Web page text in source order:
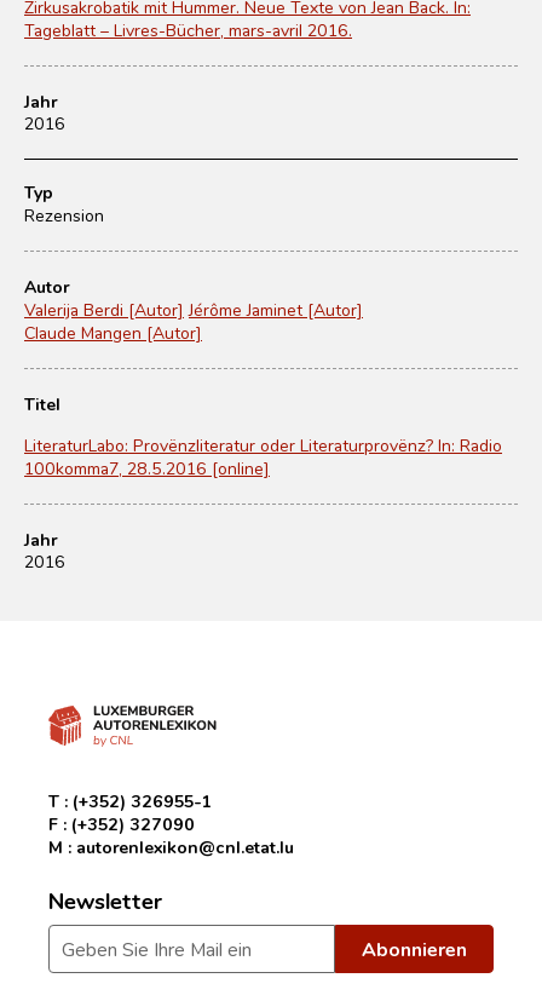
Zirkusakrobatik mit Hummer. Neue Texte von Jean Back. In:
Tageblatt – Livres-Bücher, mars-avril 2016.
Jahr
2016
Typ
Rezension
Autor
Valerija Berdi [Autor] Jérôme Jaminet [Autor]
Claude Mangen [Autor]
Titel
LiteraturLabo: Provënzliteratur oder Literaturprovënz? In: Radio
100komma7, 28.5.2016 [online]
Jahr
2016
T : (+352) 326955-1
F : (+352) 327090
M : autorenlexikon@cnl.etat.lu
Newsletter